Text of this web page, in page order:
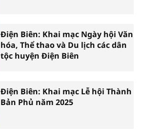
Điện Biên: Khai mạc Ngày hội Văn
hóa, Thể thao và Du lịch các dân
tộc huyện Điện Biên
Điện Biên: Khai mạc Lễ hội Thành
Bản Phủ năm 2025